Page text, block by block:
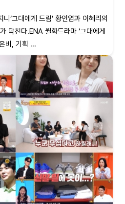
‘그대에게 드림’ 황인엽과 이혜리의
닥친다.ENA 월화드라마 ‘그대에게
비, 기획 ...